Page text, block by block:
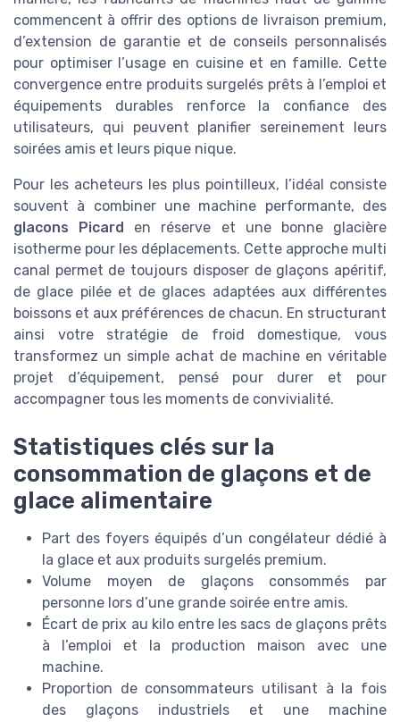
commencent à offrir des options de livraison premium,
d’extension de garantie et de conseils personnalisés
pour optimiser l’usage en cuisine et en famille. Cette
convergence entre produits surgelés prêts à l’emploi et
équipements durables renforce la confiance des
utilisateurs, qui peuvent planifier sereinement leurs
soirées amis et leurs pique nique.
Pour les acheteurs les plus pointilleux, l’idéal consiste
souvent à combiner une machine performante, des
glacons Picard
en réserve et une bonne glacière
isotherme pour les déplacements. Cette approche multi
canal permet de toujours disposer de glaçons apéritif,
de glace pilée et de glaces adaptées aux différentes
boissons et aux préférences de chacun. En structurant
ainsi votre stratégie de froid domestique, vous
transformez un simple achat de machine en véritable
projet d’équipement, pensé pour durer et pour
accompagner tous les moments de convivialité.
Statistiques clés sur la
consommation de glaçons et de
glace alimentaire
Part des foyers équipés d’un congélateur dédié à
la glace et aux produits surgelés premium.
Volume moyen de glaçons consommés par
personne lors d’une grande soirée entre amis.
Écart de prix au kilo entre les sacs de glaçons prêts
à l’emploi et la production maison avec une
machine.
Proportion de consommateurs utilisant à la fois
des glaçons industriels et une machine